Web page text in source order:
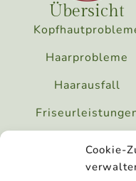
Cookie-
Übersicht
Haarprobleme
Haarausfall
Über mich